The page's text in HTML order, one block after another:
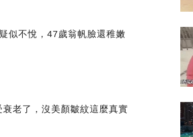
似不悅，47歲翁帆臉還稚嫩
老了，沒美顏皺紋這麼真實